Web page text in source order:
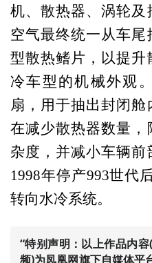
机、散热器、涡轮及
空气最终统一从车
型散热鳍片，以提升
冷车型的机械外观
扇，用于抽出封闭
在减少散热器数量，
杂度，并减小车辆前
1998年停产993世代
转向水冷系统。
“特别声明：以上作品内
频)为凤凰网旗下自媒体平